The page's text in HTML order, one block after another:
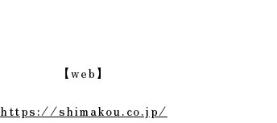
【web】
https://shimakou.co.jp/